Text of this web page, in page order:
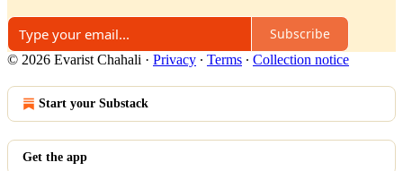
Subscribe
© 2026 Evarist Chahali · Privacy ∙ Terms ∙ Collection notice
Start your Substack
Get the app